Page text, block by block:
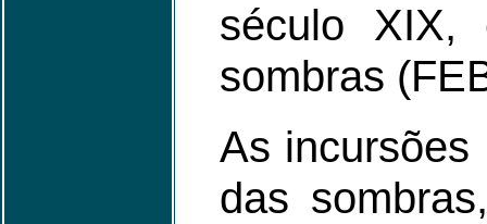
século XIX,
sombras
As incursões
das